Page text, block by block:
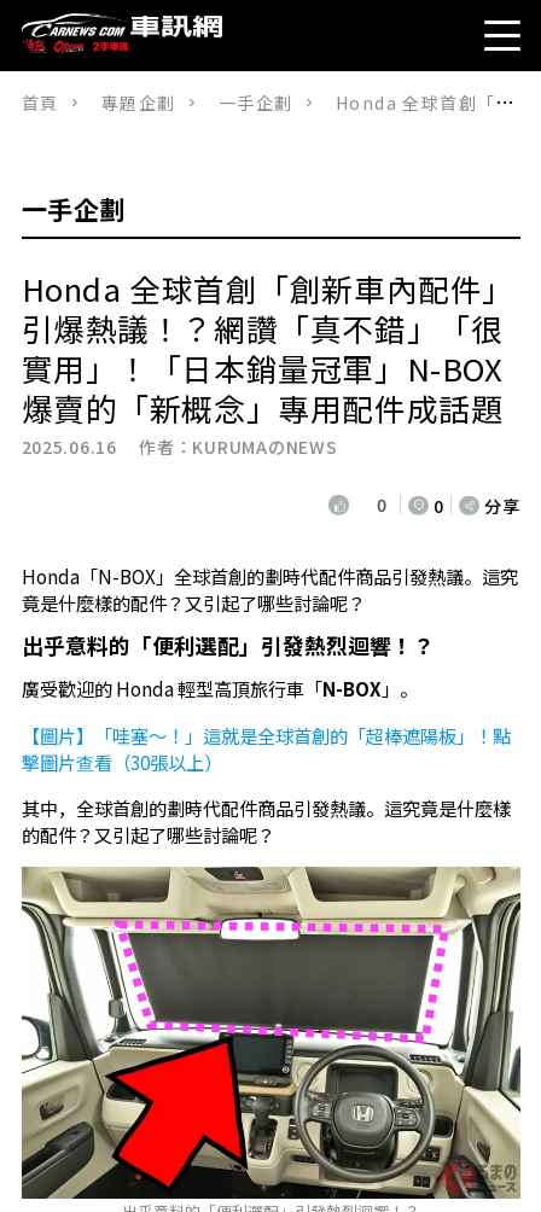
首頁 專題企劃 一手企劃 Honda 全球首創「創新車內配件」引爆熱議！？網讚「真不錯」「很實用」！「日本銷量冠軍」N-BOX 爆賣的「新概念」專用配件成話題
一手企劃
Honda 全球首創「創新車內配件」
引爆熱議！？網讚「真不錯」「很
實用」！「日本銷量冠軍」N-BOX
爆賣的「新概念」專用配件成話題
2025.06.16 作者： KURUMAのNEWS
0 0 分享
Honda「N-BOX」全球首創的劃時代配件商品引發熱議。這究
竟是什麼樣的配件？又引起了哪些討論呢？
出乎意料的「便利選配」引發熱烈迴響！？
廣受歡迎的 Honda 輕型高頂旅行車「N-BOX 」。
【圖片】「哇塞〜！」這就是全球首創的「超棒遮陽板」！點
擊圖片查看（30張以上）
其中，全球首創的劃時代配件商品引發熱議。這究竟是什麼樣
的配件？又引起了哪些討論呢？